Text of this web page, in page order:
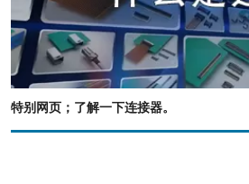
特别网页；了解一下连接器。